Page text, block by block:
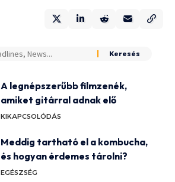
A legnépszerűbb filmzenék,
amiket gitárral adnak elő
KIKAPCSOLÓDÁS
Meddig tartható el a kombucha,
és hogyan érdemes tárolni?
EGÉSZSÉG